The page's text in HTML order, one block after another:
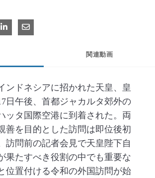
共有
共有する
LinkedIn で共有
電子メールで共有
関連動画
ンドネシアに招かれた天皇、皇
日午後、首都ジャカルタ郊外の
ッタ国際空港に到着された。両
善を目的とした訪問は即位後初
訪問前の記者会見で天皇陛下自
果たすべき役割の中でも重要な
位置付ける令和の外国訪問が始